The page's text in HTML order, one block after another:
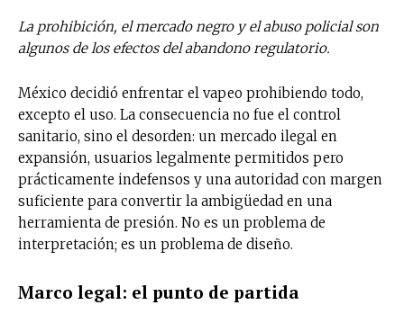
La prohibición, el mercado negro y el abuso policial son
algunos de los efectos del abandono regulatorio.
México decidió enfrentar el vapeo prohibiendo todo,
excepto el uso. La consecuencia no fue el control
sanitario, sino el desorden: un mercado ilegal en
expansión, usuarios legalmente permitidos pero
prácticamente indefensos y una autoridad con margen
suficiente para convertir la ambigüedad en una
herramienta de presión. No es un problema de
interpretación; es un problema de diseño.
Marco legal: el punto de partida